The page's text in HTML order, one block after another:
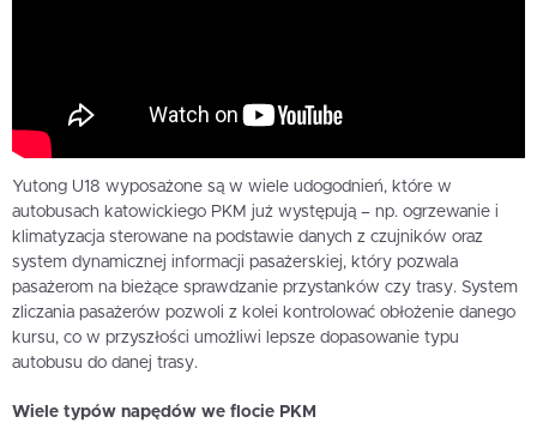
Yutong U18 wyposażone są w wiele udogodnień, które w
autobusach katowickiego PKM już występują – np. ogrzewanie i
klimatyzacja sterowane na podstawie danych z czujników oraz
system dynamicznej informacji pasażerskiej, który pozwala
pasażerom na bieżące sprawdzanie przystanków czy trasy. System
zliczania pasażerów pozwoli z kolei kontrolować obłożenie danego
kursu, co w przyszłości umożliwi lepsze dopasowanie typu
autobusu do danej trasy.
Wiele typów napędów we flocie PKM